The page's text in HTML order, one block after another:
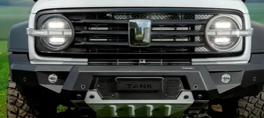
высококачественный алюминий толщиной 6 мм с
порошковым покрытием Akzo Nobel, который
обеспечивает прочность и устойчивость к
механическим воздействиям, а усиленная
индивидуальная штамповка придаёт конструкции
дополнительную жесткость.